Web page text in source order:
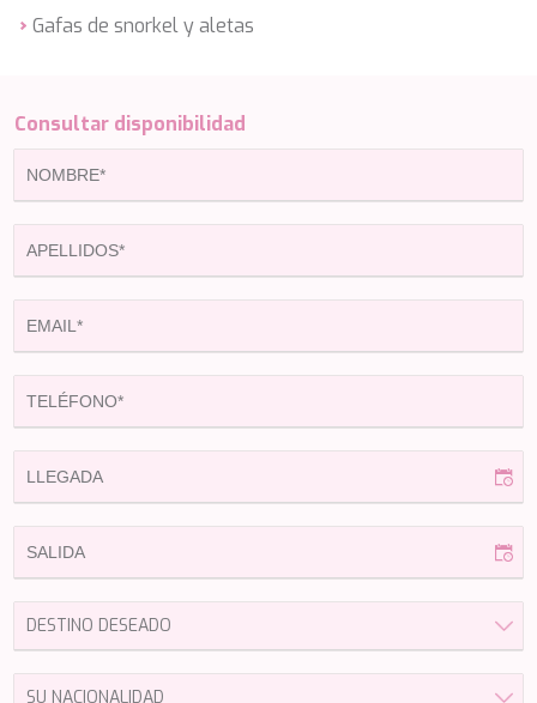
Gafas de snorkel y aletas
Consultar disponibilidad
GENNY
HAKUNA MATATA
HAPPY ME
HEEUS
HOPE I
HP6
IDYLLE
INDIGO STAR I
INFINITAS
ISLAND HEIRESS
JAZ
JOY ME
JUNIOR
KALINDA